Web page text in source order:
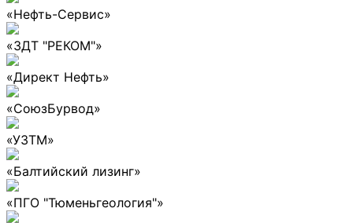
«Нефть-Сервис»
«ЗДТ "РЕКОМ"»
«Директ Нефть»
«СоюзБурвод»
«УЗТМ»
«Балтийский лизинг»
«ПГО "Тюменьгеология"»